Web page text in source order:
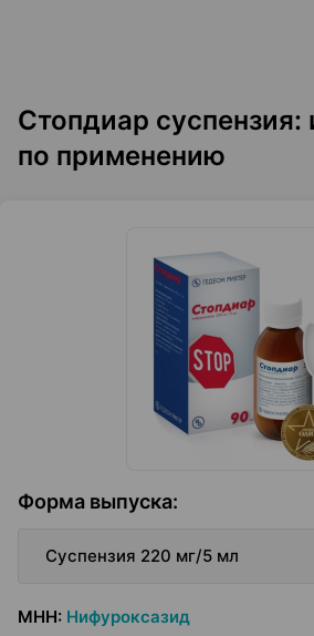
Стопдиар суспензия:
по применению
Форма выпуска:
Суспензия 220 мг/5 мл
МНН: Нифуроксазид